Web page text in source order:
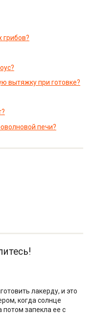
грибов?
вытяжку при готовке?
печи?
лакерду, и это
когда солнце
потом запекла ее с